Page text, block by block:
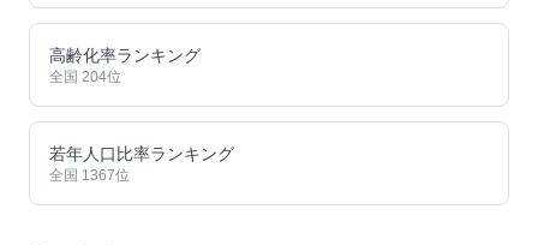
高齢化率ランキング
全国 204位
若年人口比率ランキング
全国 1367位